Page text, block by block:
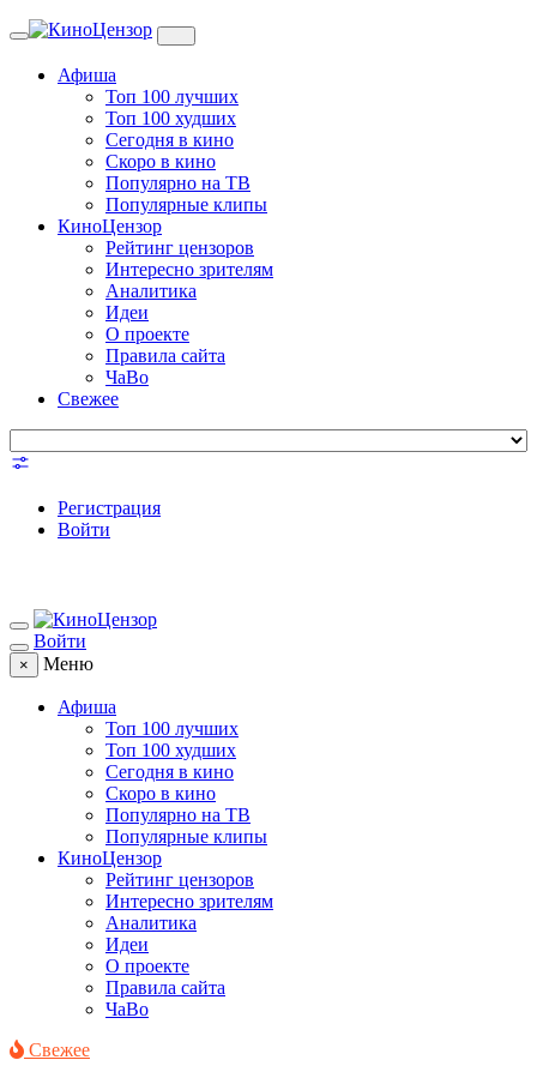
Toggle
Афиша
Топ 100 лучших
Топ 100 худших
Сегодня в кино
Скоро в кино
Популярно на ТВ
Популярные клипы
КиноЦензор
Рейтинг цензоров
Интересно зрителям
Аналитика
Идеи
О проекте
Правила сайта
ЧаВо
Свежее
Регистрация
Войти
Войти
× Меню
Афиша
Топ 100 лучших
Топ 100 худших
Сегодня в кино
Скоро в кино
Популярно на ТВ
Популярные клипы
КиноЦензор
Рейтинг цензоров
Интересно зрителям
Аналитика
Идеи
О проекте
Правила сайта
ЧаВо
Свежее